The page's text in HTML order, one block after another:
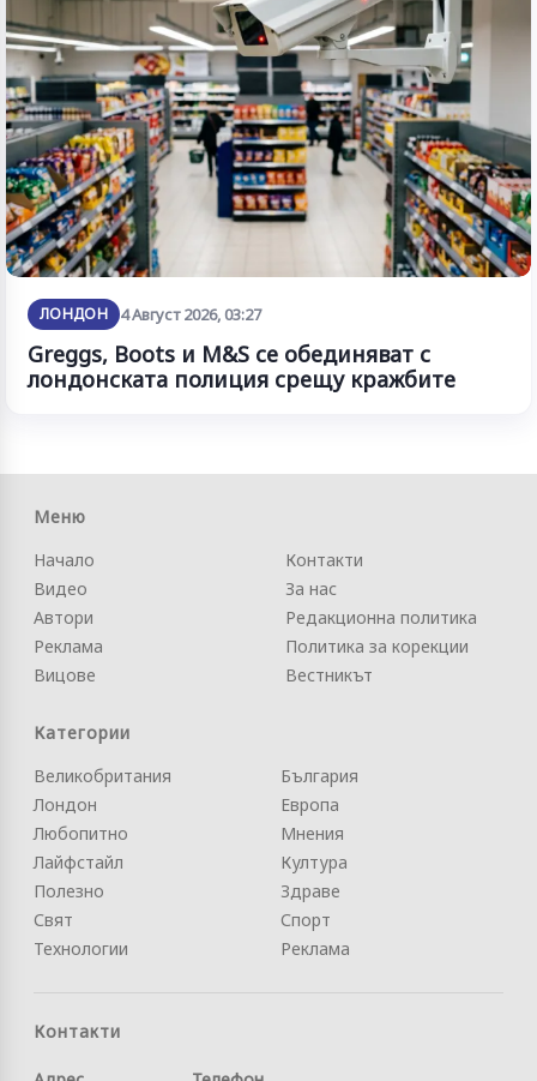
ЛОНДОН 4 Август 2026, 03:27
Greggs, Boots и M&S се обединяват с
лондонската полиция срещу кражбите
Меню
Начало
Видео
Автори
Реклама
Вицове
Контакти
За нас
Редакционна политика
Политика за корекции
Вестникът
Категории
Великобритания
Лондон
Любопитно
Лайфстайл
Полезно
Свят
Технологии
България
Европа
Мнения
Култура
Здраве
Спорт
Реклама
Контакти